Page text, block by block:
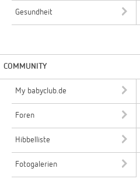
Gesundheit
COMMUNITY
My babyclub.de
Foren
Hibbelliste
Fotogalerien